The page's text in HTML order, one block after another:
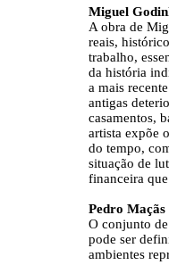
Miguel
A obra de
reais,
trabalho,
da história
a mais
antigas
casamentos,
artista expõe
do tempo,
situação de
financeira
Pedro Maçãs
O conjunto
pode ser
ambientes